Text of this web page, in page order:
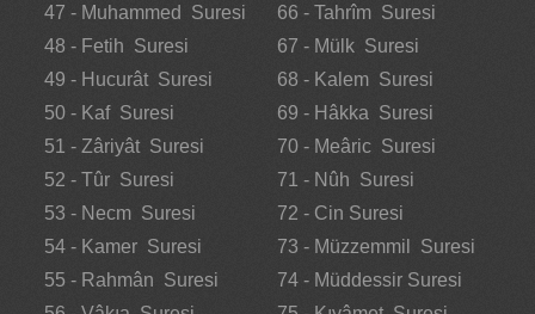
47 - Muhammed Suresi
48 - Fetih Suresi
49 - Hucurât Suresi
50 - Kaf Suresi
51 - Zâriyât Suresi
52 - Tûr Suresi
53 - Necm Suresi
54 - Kamer Suresi
55 - Rahmân Suresi
66 - Tahrîm Suresi
67 - Mülk Suresi
68 - Kalem Suresi
69 - Hâkka Suresi
70 - Meâric Suresi
71 - Nûh Suresi
72 - Cin Suresi
73 - Müzzemmil Suresi
74 - Müddessir Suresi